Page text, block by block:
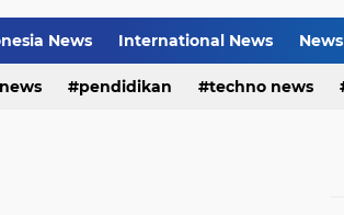
News International News
pendidikan techno news